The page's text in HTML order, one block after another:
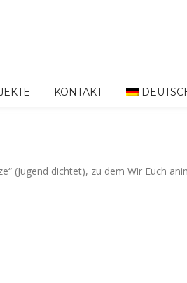
KONTAKT
(Jugend dichtet), zu dem Wir Euch